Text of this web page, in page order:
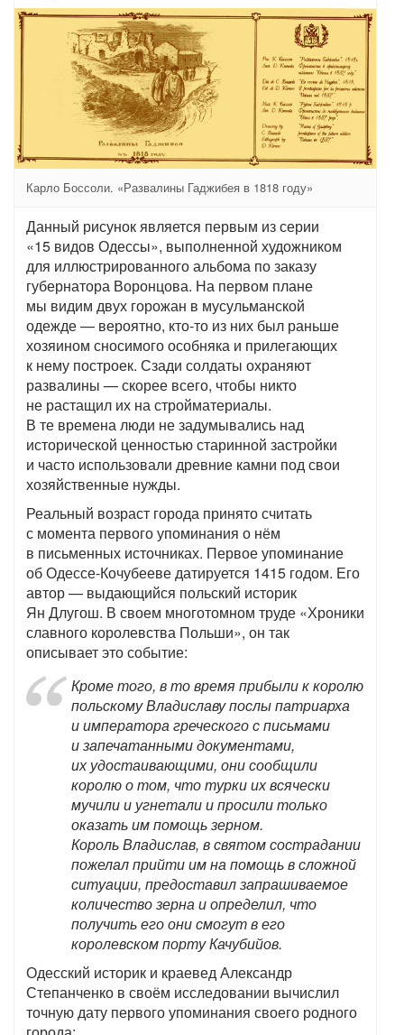
Карло Боссоли. «Развалины Гаджибея в 1818 году»
Данный рисунок является первым из серии
«15 видов Одессы», выполненной художником
для иллюстрированного альбома по заказу
губернатора Воронцова. На первом плане
мы видим двух горожан в мусульманской
одежде — вероятно, кто-то из них был раньше
хозяином сносимого особняка и прилегающих
к нему построек. Сзади солдаты охраняют
развалины — скорее всего, чтобы никто
не растащил их на стройматериалы.
В те времена люди не задумывались над
исторической ценностью старинной застройки
и часто использовали древние камни под свои
хозяйственные нужды.
Реальный возраст города принято считать
с момента первого упоминания о нём
в письменных источниках. Первое упоминание
об Одессе-Кочубееве датируется 1415 годом. Его
автор — выдающийся польский историк
Ян Длугош. В своем многотомном труде «Хроники
славного королевства Польши», он так
описывает это событие:
Кроме того, в то время прибыли к королю
польскому Владиславу послы патриарха
и императора греческого с письмами
и запечатанными документами,
их удостаивающими, они сообщили
королю о том, что турки их всячески
мучили и угнетали и просили только
оказать им помощь зерном.
Король Владислав, в святом сострадании
пожелал прийти им на помощь в сложной
ситуации, предоставил запрашиваемое
количество зерна и определил, что
получить его они смогут в его
королевском порту Качубийов.
Одесский историк и краевед Александр
Степанченко в своём исследовании вычислил
точную дату первого упоминания своего родного